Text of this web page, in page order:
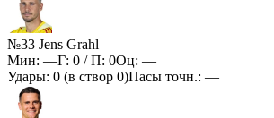
№33 Jens Grahl
Мин: —Г: 0 / П: 0Оц: —
Удары: 0 (в створ 0)Пасы точн.: —